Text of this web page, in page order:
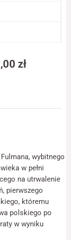
zł
wybitnego
w pełni
na utrwalenie
pierwszego
któremu
polskiego po
w wyniku
strona
i
naszej